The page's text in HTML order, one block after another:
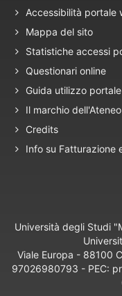
Accessibilità portale
Mappa del sito
Statistiche accessi
Questionari online
Guida utilizzo portale
Il marchio dell'Ateneo
Credits
Info su Fatturazione
Università degli Studi
Viale Europa - 88100
97026980793 - PEC: